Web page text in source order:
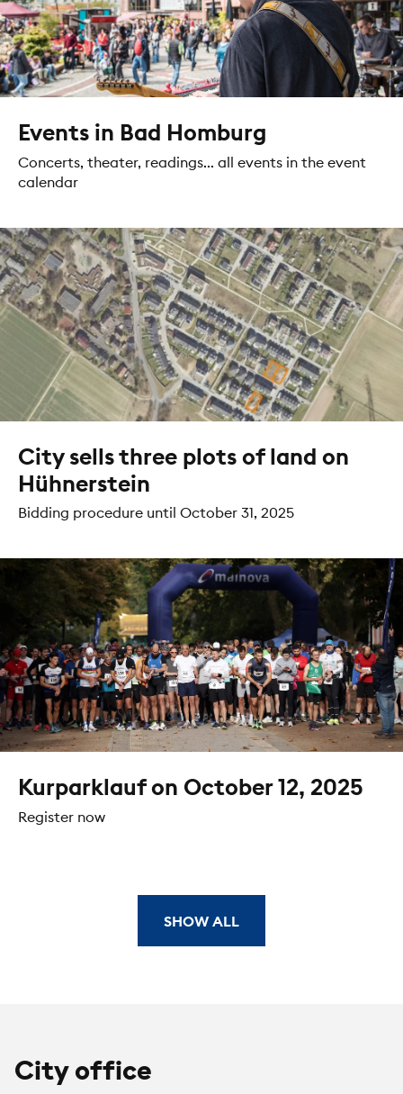
Events in Bad Homburg
Concerts, theater, readings... all events in the event
calendar
City sells three plots of land on
Hühnerstein
Bidding procedure until October 31, 2025
Kurparklauf on October 12, 2025
Register now
SHOW ALL
City office